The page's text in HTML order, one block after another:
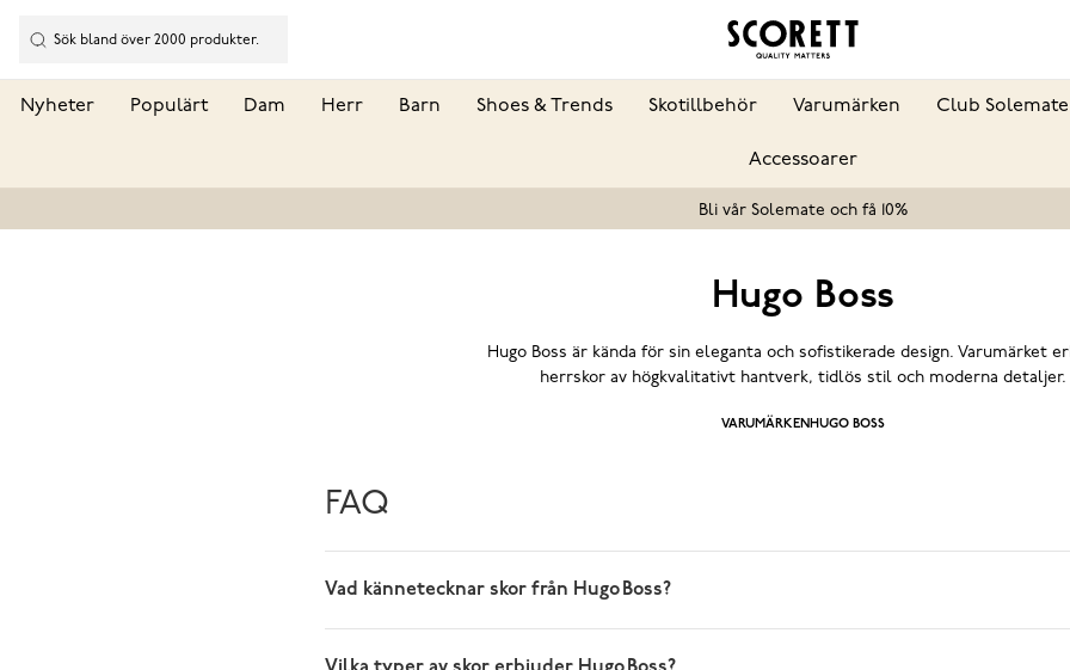
Nyheter Populärt Dam Herr Barn Shoes & Trends Skotillbehör Varumärken Club Solemate
Accessoarer
Bli vår Solemate och få 10%
Hugo Boss
Hugo Boss är kända för sin eleganta och sofistikerade design. Varumärket
herrskor av högkvalitativt hantverk, tidlös stil och moderna detaljer.
VARUMÄRKEN HUGO BOSS
FAQ
Vad kännetecknar skor från Hugo Boss?